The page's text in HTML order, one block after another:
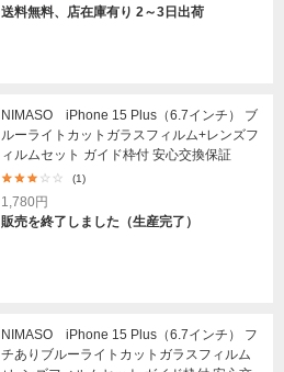
送料無料、店在庫有り 2～3日出荷
NIMASO iPhone 15 Plus（6.7インチ） ブ
ルーライトカットガラスフィルム+レンズフ
ィルムセット ガイド枠付 安心交換保証
(1)
1,780円
販売を終了しました（生産完了）
NIMASO iPhone 15 Plus（6.7インチ） フ
チありブルーライトカットガラスフィルム